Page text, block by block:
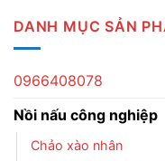
DANH MỤC SẢN
0966408078
Nồi nấu công nghiệp
Chảo xào nhân